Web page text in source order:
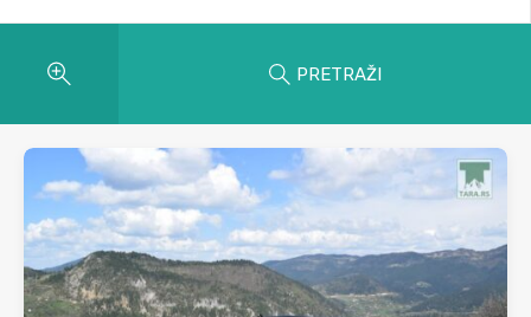
PRETRAŽI